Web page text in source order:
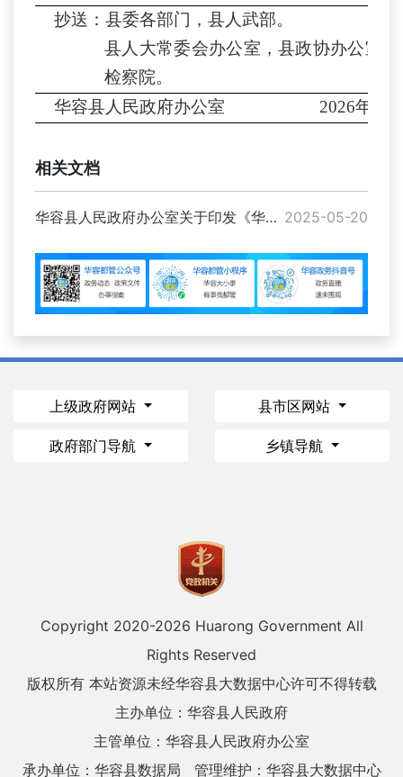
抄送：县委各部门，县人武部。
县人大常委会办公室 ，县政协办公室
检察院。
华容县人民政府办公室
2026年
相关文档
华容县人民政府办公室关于印发《华容县加快文化旅游产业高质量发展的若干政策措施》的通知 2025-05-20
上级政府网站 县市区网站
政府部门导航 乡镇导航
Copyright 2020-2026 Huarong Government All
Rights Reserved
版权所有 本站资源未经华容县大数据中心许可不得转载
主办单位：华容县人民政府
主管单位：华容县人民政府办公室
承办单位：华容县数据局
管理维护：华容县大数据中心